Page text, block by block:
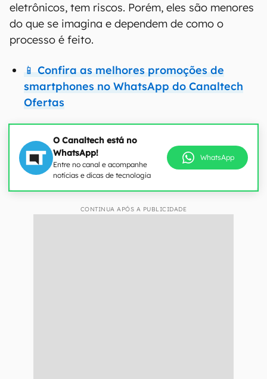
eletrônicos, tem riscos. Porém, eles são menores
do que se imagina e dependem de como o
processo é feito.
📱 Confira as melhores promoções de
smartphones no WhatsApp do Canaltech
Ofertas
O Canaltech está no
WhatsApp!
Entre no canal e acompanhe
notícias e dicas de tecnologia
WhatsApp
CONTINUA APÓS A PUBLICIDADE